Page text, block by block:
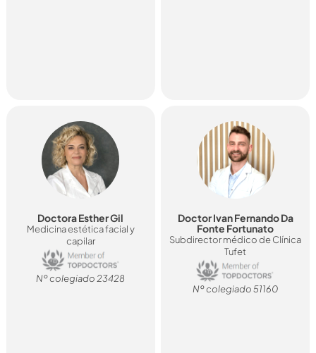
Doctora Esther Gil
Medicina estética facial y
capilar
Nº colegiado 23428
Doctor Ivan Fernando Da
Fonte Fortunato
Subdirector médico de Clínica
Tufet
Nº colegiado 51160